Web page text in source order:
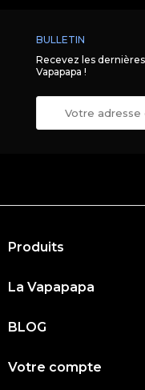
BULLETIN
Recevez les
Vapapapa !
Produits
La Vapapapa
BLOG
Votre compte